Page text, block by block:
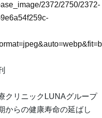
2372/2750/2372-
クリニックLUNAグループ
からの健康寿命の延ばし